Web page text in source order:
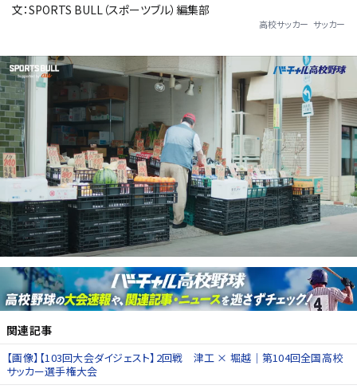
文：SPORTS BULL（スポーツブル）編集部
高校サッカー サッカー
関連記事
【画像】【103回大会ダイジェスト】2回戦 津工 × 堀越｜第104回全国高校
サッカー選手権大会